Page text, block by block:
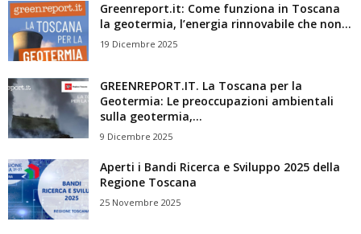
Greenreport.it: Come funziona in Toscana
la geotermia, l’energia rinnovabile che non...
19 Dicembre 2025
GREENREPORT.IT. La Toscana per la
Geotermia: Le preoccupazioni ambientali
sulla geotermia,...
9 Dicembre 2025
Aperti i Bandi Ricerca e Sviluppo 2025 della
Regione Toscana
25 Novembre 2025